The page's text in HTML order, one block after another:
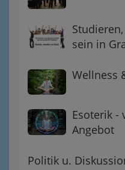
sein in
Wellness
Esoterik -
Angebot
Politik u.